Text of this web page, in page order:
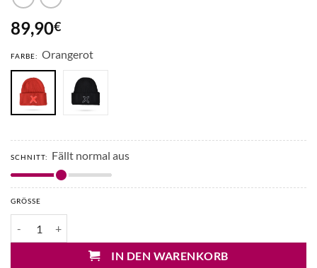
89,90€
FARBE: Orangerot
SCHNITT: Fällt normal aus
GRÖSSE
IN DEN WARENKORB